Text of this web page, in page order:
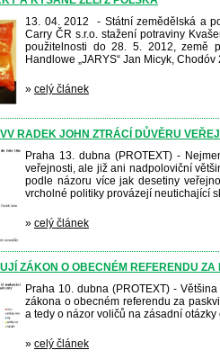
13. 04. 2012 - Státní zemědělská a
Carry ČR s.r.o. stažení potraviny
použitelnosti do 28. 5. 2012, země
Handlowe „JARYS“ Jan Micyk,
» celý článek
RADEK JOHN ZTRÁCÍ DŮVĚRU
Praha 13. dubna (PROTEXT) -
veřejnosti, ale již ani nadpoloviční
podle názoru více jak desetiny
vrcholné politiky provázejí neutichající
» celý článek
ZÁKON O OBECNÉM REFERENDU ZA
Praha 10. dubna (PROTEXT) -
zákona o obecném referendu za
a tedy o názor voličů na zásadní otázky
» celý článek